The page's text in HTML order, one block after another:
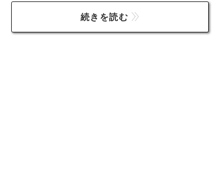
続きを読む